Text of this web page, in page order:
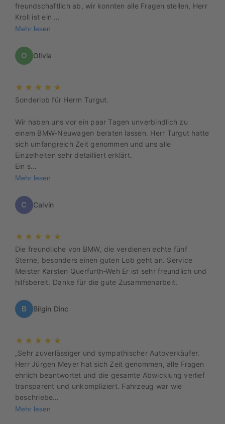
freundschaftlich ab, wir konnten alle Fragen stellen, Herr
Kroll ist ein …
Mehr lesen
O Olivia
★★★★★
Sonderlob für Herrn Turgut.
Wir haben uns vor ein paar Tagen unverbindlich zu
einem BMW-Neuwagen beraten lassen. Herr Turgut hatte
sich umfangreich Zeit genommen und uns alle
Einzelheiten sehr detailliert erklärt.
Ein s…
Mehr lesen
C Calvin
★★★★★
Die freundliche von BMW, die verdienen echte fünf
Sterne, besonders einen guten Lob geht an. Service
Meister Karsten Querfurth-Weh Er ist sehr freundlich und
hilfsbereit. Danke für die gute Zusammenarbeit.
B Bilgin Dinc
★★★★★
„Sehr zuverlässiger und sympathischer Autoverkäufer.
Herr Jürgen Meyer hat sich Zeit genommen, alle Fragen
ehrlich beantwortet und die gesamte Abwicklung verlief
transparent und unkompliziert. Fahrzeug war wie
beschriebe…
Mehr lesen